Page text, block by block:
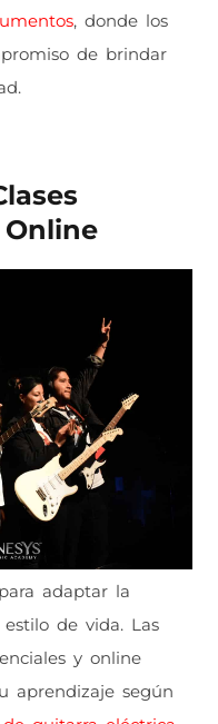
, donde los
de brindar
adaptar la
de vida. Las
y online
aprendizaje según